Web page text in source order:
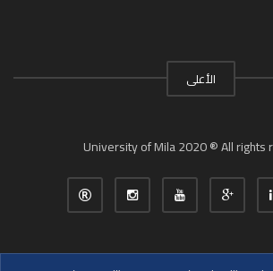
الأعلى
University of Mila 2020 ® All rights